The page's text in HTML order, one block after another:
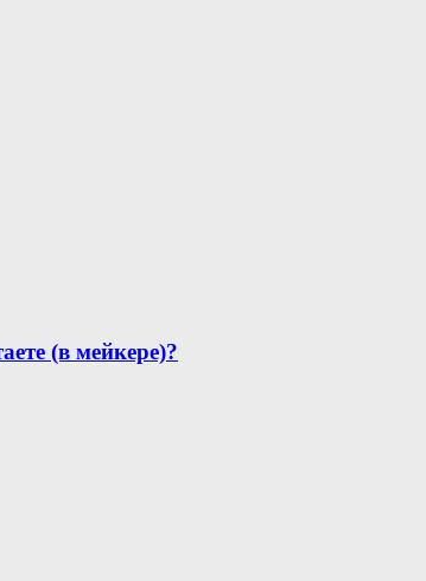
(в мейкере)?